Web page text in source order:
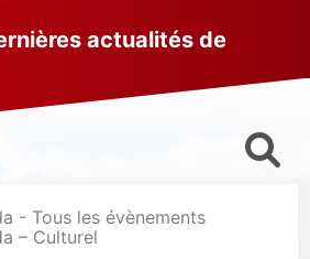
actualités de
- Tous les évènements
– Culturel